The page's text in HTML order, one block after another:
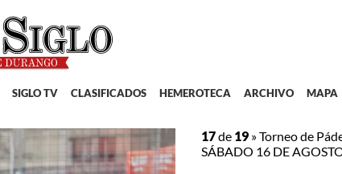
SIGLO TV CLASIFICADOS HEMEROTECA ARCHIVO MAPA
17de 19 »Torneo de
SÁBADO 16 DE